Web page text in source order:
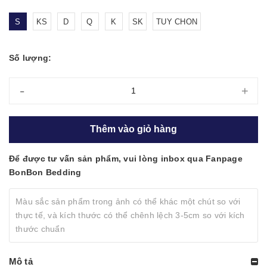
S KS D Q K SK TUY CHON
Số lượng:
- +
Thêm vào giỏ hàng
Để được tư vấn sản phẩm, vui lòng inbox qua Fanpage
BonBon Bedding
Màu sắc sản phẩm trong ảnh có thể khác một chút so với
thực tế, và kích thước có thể chênh lệch 3-5cm so với kích
thước chuẩn
Mô tả